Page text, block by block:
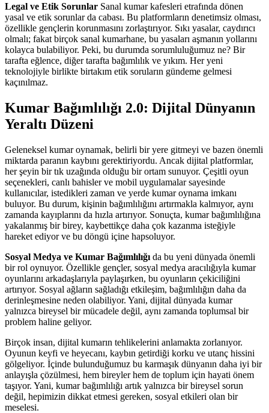
Legal ve Etik Sorunlar Sanal kumar kafesleri etrafında dönen
yasal ve etik sorunlar da cabası. Bu platformların denetimsiz olması,
özellikle gençlerin korunmasını zorlaştırıyor. Sıkı yasalar, caydırıcı
olmalı; fakat birçok sanal kumarhane, bu yasaları aşmanın yollarını
kolayca bulabiliyor. Peki, bu durumda sorumluluğumuz ne? Bir
tarafta eğlence, diğer tarafta bağımlılık ve yıkım. Her yeni
teknolojiyle birlikte birtakım etik soruların gündeme gelmesi
kaçınılmaz.
Kumar Bağımlılığı 2.0: Dijital Dünyanın
Yeraltı Düzeni
Geleneksel kumar oynamak, belirli bir yere gitmeyi ve bazen önemli
miktarda paranın kaybını gerektiriyordu. Ancak dijital platformlar,
her şeyin bir tık uzağında olduğu bir ortam sunuyor. Çeşitli oyun
seçenekleri, canlı bahisler ve mobil uygulamalar sayesinde
kullanıcılar, istedikleri zaman ve yerde kumar oynama imkanı
buluyor. Bu durum, kişinin bağımlılığını artırmakla kalmıyor, aynı
zamanda kayıplarını da hızla artırıyor. Sonuçta, kumar bağımlılığına
yakalanmış bir birey, kaybettikçe daha çok kazanma isteğiyle
hareket ediyor ve bu döngü içine hapsoluyor.
Sosyal Medya ve Kumar Bağımlılığı da bu yeni dünyada önemli
bir rol oynuyor. Özellikle gençler, sosyal medya aracılığıyla kumar
oyunlarını arkadaşlarıyla paylaşırken, bu oyunların çekiciliğini
artırıyor. Sosyal ağların sağladığı etkileşim, bağımlılığın daha da
derinleşmesine neden olabiliyor. Yani, dijital dünyada kumar
yalnızca bireysel bir mücadele değil, aynı zamanda toplumsal bir
problem haline geliyor.
Birçok insan, dijital kumarın tehlikelerini anlamakta zorlanıyor.
Oyunun keyfi ve heyecanı, kaybın getirdiği korku ve utanç hissini
gölgeliyor. İçinde bulunduğumuz bu karmaşık dünyanın daha iyi bir
anlayışla çözülmesi, hem bireyler hem de toplum için hayati önem
taşıyor. Yani, kumar bağımlılığı artık yalnızca bir bireysel sorun
değil, hepimizin dikkat etmesi gereken, sosyal etkileri olan bir
meselesi.